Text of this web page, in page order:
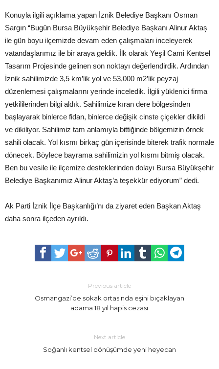
Konuyla ilgili açıklama yapan İznik Belediye Başkanı Osman
Sargın “Bugün Bursa Büyükşehir Belediye Başkanı Alinur Aktaş
ile gün boyu ilçemizde devam eden çalışmaları inceleyerek
vatandaşlarımız ile bir araya geldik. İlk olarak Yeşil Cami Kentsel
Tasarım Projesinde gelinen son noktayı değerlendirdik. Ardından
İznik sahilimizde 3,5 km’lik yol ve 53,000 m2’lik peyzaj
düzenlemesi çalışmalarını yerinde inceledik. İlgili yüklenici firma
yetkililerinden bilgi aldık. Sahilimize kıran dere bölgesinden
başlayarak binlerce fidan, binlerce değişik cinste çiçekler dikildi
ve dikiliyor. Sahilimiz tam anlamıyla bittiğinde bölgemizin örnek
sahili olacak. Yol kısmı birkaç gün içerisinde biterek trafik normale
dönecek. Böylece bayrama sahilimizin yol kısmı bitmiş olacak.
Ben bu vesile ile ilçemize desteklerinden dolayı Bursa Büyükşehir
Belediye Başkanımız Alinur Aktaş’a teşekkür ediyorum” dedi.
Ak Parti İznik İlçe Başkanlığı’nı da ziyaret eden Başkan Aktaş
daha sonra ilçeden ayrıldı.
Previous article
Osmangazi’de sokak ortasında eşini bıçaklayan
adama 18 yıl hapis cezası
Next article
Soğanlı kentsel dönüşümde yeni heyecan